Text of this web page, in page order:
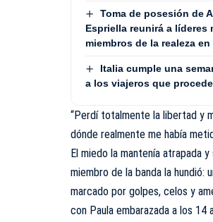
Toma de posesión de
Espriella reunirá a líderes
miembros de la realeza en
Italia cumple una
a los viajeros que
“Perdí totalmente la libertad y
dónde realmente me había
El miedo la mantenía atrapada
miembro de la banda la hundió:
marcado por golpes, celos y
con Paula embarazada a los 14